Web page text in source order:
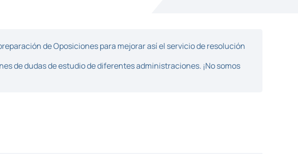
de Oposiciones para mejorar así el servicio de resolución
de dudas de estudio de diferentes administraciones. ¡No somos